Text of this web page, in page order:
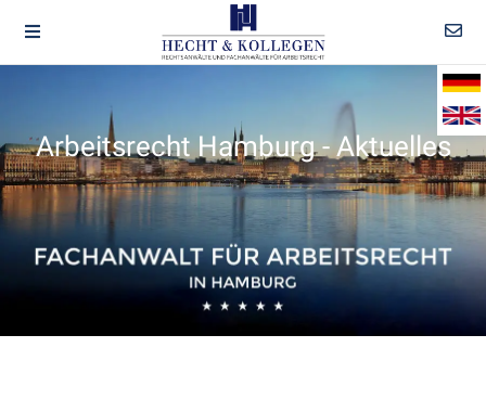
Arbeitsrecht Hamburg - Aktuelles